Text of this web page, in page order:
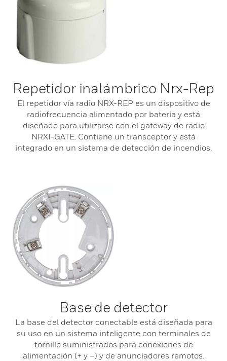
Repetidor inalámbrico Nrx-Rep
El repetidor vía radio NRX-REP es un dispositivo de
radiofrecuencia alimentado por batería y está
diseñado para utilizarse con el gateway de radio
NRXI-GATE. Contiene un transceptor y está
integrado en un sistema de detección de incendios.
Base de detector
La base del detector conectable está diseñada para
su uso en un sistema inteligente con terminales de
tornillo suministrados para conexiones de
alimentación (+ y –) y de anunciadores remotos.